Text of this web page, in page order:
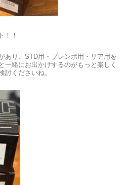
！！
あり、STD用・ブレンボ用・リア用を
一緒にお出かけするのがもっと楽しく
討くださいね。